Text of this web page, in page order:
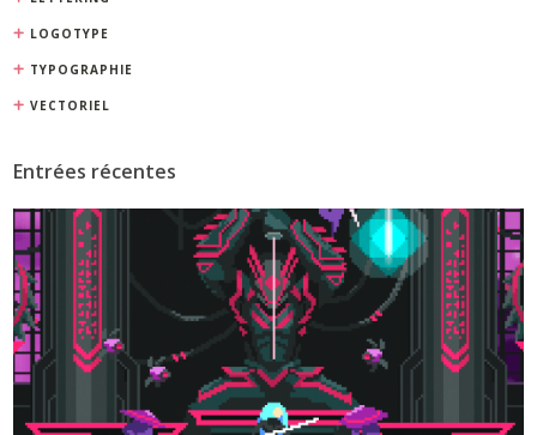
LOGOTYPE
TYPOGRAPHIE
VECTORIEL
Entrées récentes